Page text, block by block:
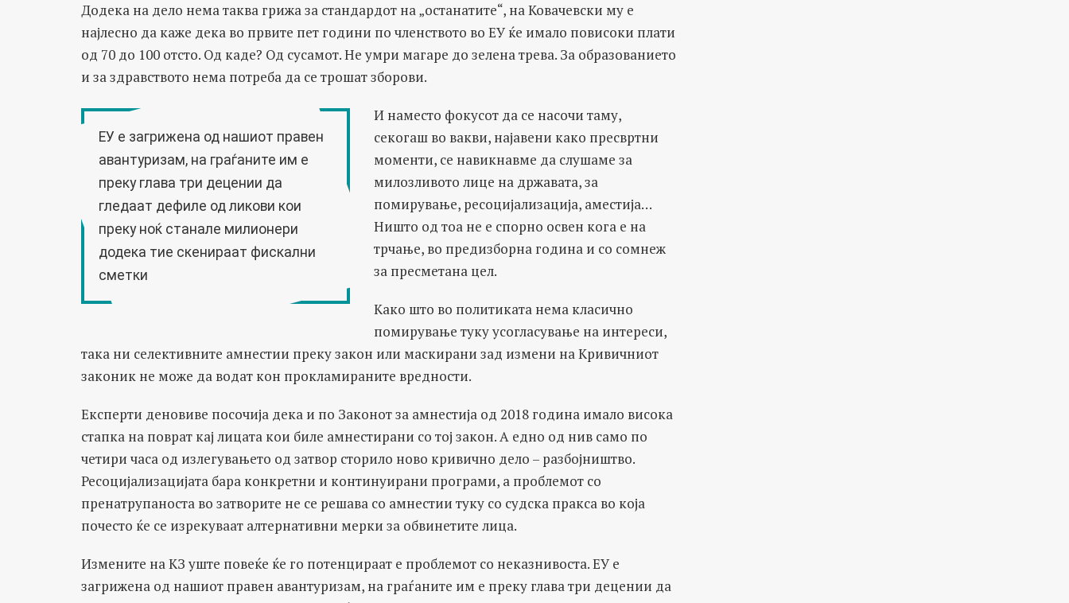
Додека на дело нема таква грижа за стандардот на „останатите“, на Ковачевски му е
најлесно да каже дека во првите пет години по членството во ЕУ ќе имало повисоки плати
од 70 до 100 отсто. Од каде? Од сусамот. Не умри магаре до зелена трева. За образованието
и за здравството нема потреба да се трошат зборови.
ЕУ е загрижена од нашиот правен
авантуризам, на граѓаните им е
преку глава три децении да
гледаат дефиле од ликови кои
преку ноќ станале милионери
додека тие скенираат фискални
сметки
И наместо фокусот да се насочи таму,
секогаш во вакви, најавени како пресвртни
моменти, се навикнавме да слушаме за
милозливото лице на државата, за
помирување, ресоцијализација, аместија…
Ништо од тоа не е спорно освен кога е на
трчање, во предизборна година и со сомнеж
за пресметана цел.
Како што во политиката нема класично
помирување туку усогласување на интереси,
така ни селективните амнестии преку закон или маскирани зад измени на Кривичниот
законик не може да водат кон прокламираните вредности.
Експерти деновиве посочија дека и по Законот за амнестија од 2018 година имало висока
стапка на поврат кај лицата кои биле амнестирани со тој закон. А едно од нив само по
четири часа од излегувањето од затвор сторило ново кривично дело – разбојништво.
Ресоцијализацијата бара конкретни и континуирани програми, а проблемот со
пренатрупаноста во затворите не се решава со амнестии туку со судска пракса во која
почесто ќе се изрекуваат алтернативни мерки за обвинетите лица.
Измените на КЗ уште повеќе ќе го потенцираат е проблемот со неказнивоста. ЕУ е
загрижена од нашиот правен авантуризам, на граѓаните им е преку глава три децении да